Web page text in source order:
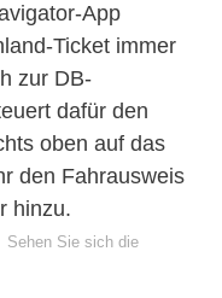
App
Ticket immer
zur DB-
dafür den
oben auf das
den Fahrausweis
hinzu.
Sehen Sie sich die